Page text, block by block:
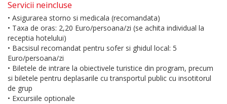
Servicii neincluse
• Asigurarea storno si medicala (recomandata)
• Taxa de oras: 2,20 Euro/persoana/zi (se achita individual la
receptia hotelului)
• Bacsisul recomandat pentru sofer si ghidul local: 5
Euro/persoana/zi
• Biletele de intrare la obiectivele turistice din program, precum
si biletele pentru deplasarile cu transportul public cu insotitorul
de grup
• Excursiile optionale